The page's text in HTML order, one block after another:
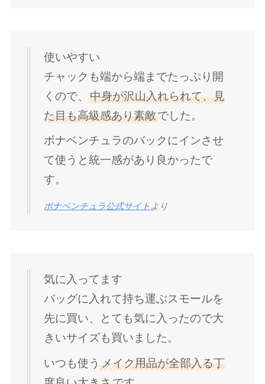
使いやすい
チャックも端から端までたっぷり開
くので、中身が沢山入れられて、見
た目も高級感あり素敵でした。
ボナベンチュラのバックにインさせ
て使うと統一感があり良かったで
す。
ボナベンチュラ公式サイト より
気に入ってます
バッグに入れて持ち運ぶスモールを
先に買い、とても気に入ったので大
きいサイズも買いました。
いつも使うメイク用品が全部入る丁